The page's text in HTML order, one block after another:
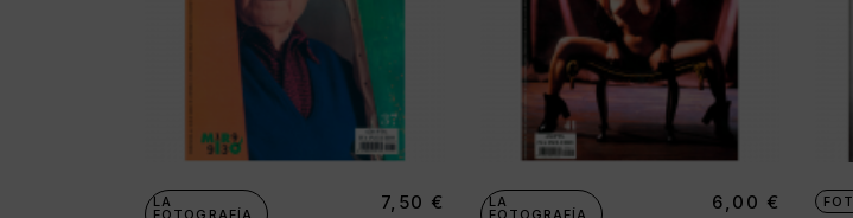
LA
FOTOGRAFÍA
7,50 € LA
FOTOGRAFÍA
6,00 €